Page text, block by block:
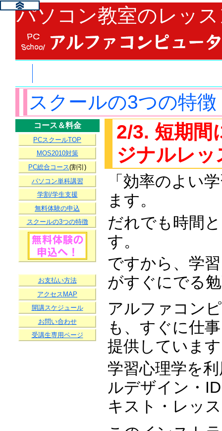
パソコン教室のレッ
スクールの3つの特徴
コース＆料金
PCスクールTOP
MOS2010対策
PC総合コース(割引)
パソコン単科講習
学割/学生支援
無料体験の申込
スクールの3つの特徴
お支払い方法
アクセスMAP
開講スケジュール
お問い合わせ
受講生専用ページ
2/3. 短期間
ジナルレ
「効率のよい
ます。
だれでも時間
す。
ですから、学
がすぐにでる
アルファコン
も、すぐに仕
提供していま
学習心理学を
ルデザイン・
キスト・レッ